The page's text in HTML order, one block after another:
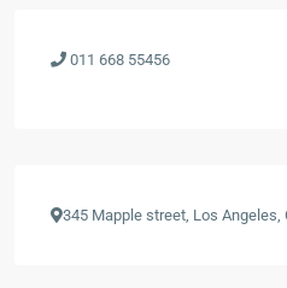
011 668 55456
345 Mapple street, Los Angeles,